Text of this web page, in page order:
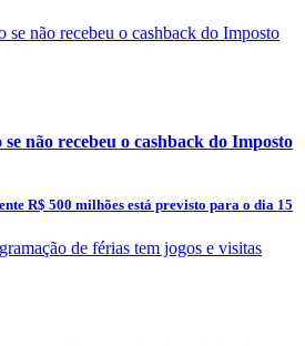
não recebeu o cashback do Imposto
R$ 500 milhões está previsto para o dia 15